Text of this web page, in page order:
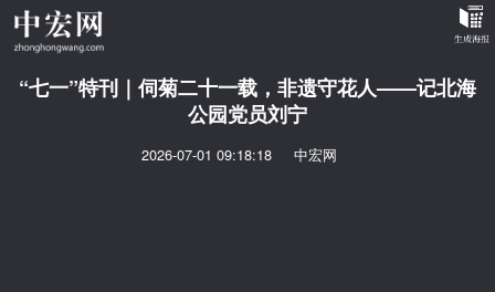
“七一”特刊｜伺菊二十一载，非遗守花人——记北海
公园党员刘宁
2026-07-01 09:18:18 中宏网